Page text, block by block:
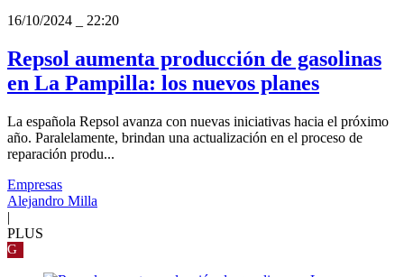
16/10/2024
22:20
Repsol aumenta producción de gasolinas
en La Pampilla: los nuevos planes
La española Repsol avanza con nuevas iniciativas hacia el próximo
año. Paralelamente, brindan una actualización en el proceso de
reparación produ...
Empresas
Alejandro Milla
|
PLUS
G